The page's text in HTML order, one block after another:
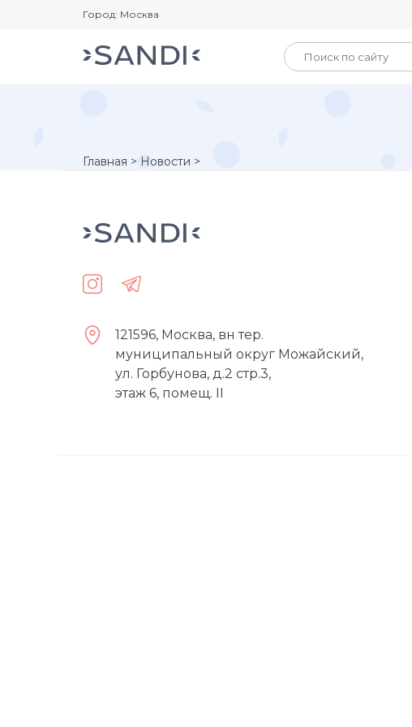
Город: Москва
Главная > Новости >
121596, Москва, вн тер.
муниципальный округ Можайский,
ул. Горбунова, д.2 стр.3,
этаж 6, помещ. II